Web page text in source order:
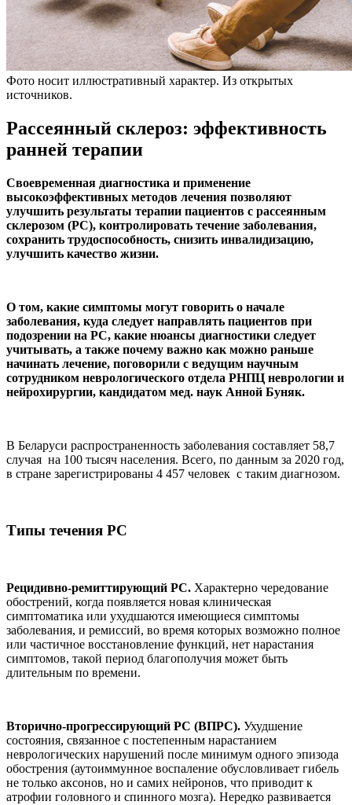
Фото носит иллюстративный характер. Из открытых
источников.
Рассеянный склероз: эффективность
ранней терапии
Своевременная диагностика и применение
высокоэффективных методов лечения позволяют
улучшить результаты терапии пациентов с рассеянным
склерозом (РС), контролировать течение заболевания,
сохранить трудоспособность, снизить инвалидизацию,
улучшить качество жизни.
О том, какие симптомы могут говорить о начале
заболевания, куда следует направлять пациентов при
подозрении на РС, какие нюансы диагностики следует
учитывать, а также почему важно как можно раньше
начинать лечение, поговорили с ведущим научным
сотрудником неврологического отдела РНПЦ неврологии и
нейрохирургии, кандидатом мед. наук Анной Буняк.
В Беларуси распространенность заболевания составляет 58,7
случая на 100 тысяч населения. Всего, по данным за 2020 год,
в стране зарегистрированы 4 457 человек с таким диагнозом.
Типы течения РС
Рецидивно-ремиттирующий РС. Характерно чередование
обострений, когда появляется новая клиническая
симптоматика или ухудшаются имеющиеся симптомы
заболевания, и ремиссий, во время которых возможно полное
или частичное восстановление функций, нет нарастания
симптомов, такой период благополучия может быть
длительным по времени.
Вторично-прогрессирующий РС (ВПРС). Ухудшение
состояния, связанное с постепенным нарастанием
неврологических нарушений после минимум одного эпизода
обострения (аутоиммунное воспаление обусловливает гибель
не только аксонов, но и самих нейронов, что приводит к
атрофии головного и спинного мозга). Нередко развивается